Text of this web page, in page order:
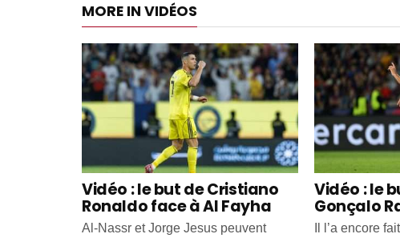
MORE IN VIDÉOS
Vidéo : le but de Cristiano
Ronaldo face à Al Fayha
Al-Nassr et Jorge Jesus peuvent
Vidéo : le
Gonçalo
Il l’a encore